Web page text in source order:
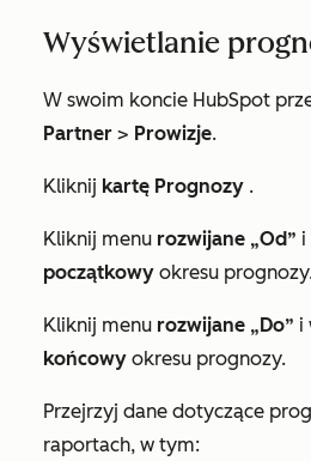
Wyświetlanie
W swoim koncie HubSpot
Partner > Prowizje.
Kliknij kartę Prognozy .
Kliknij menu rozwijane „Od” i
początkowy okresu
Kliknij menu rozwijane „Do” i
końcowy okresu prognozy.
Przejrzyj dane dotyczące
raportach, w tym: